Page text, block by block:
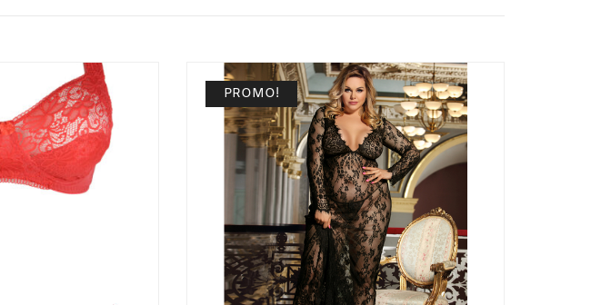
PROMO!